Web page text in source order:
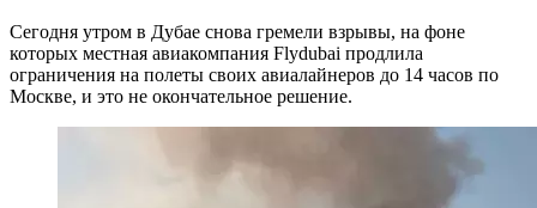
Сегодня утром в Дубае снова гремели взрывы, на фоне
которых местная авиакомпания Flydubai продлила
ограничения на полеты своих авиалайнеров до 14 часов по
Москве, и это не окончательное решение.